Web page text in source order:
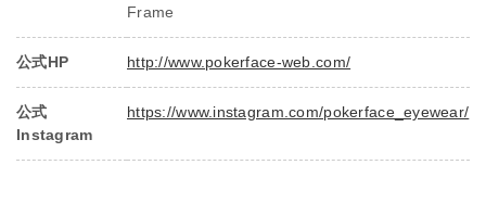
Frame
公式HP http://www.pokerface-web.com/
公式
Instagram
https://www.instagram.com/pokerface_eyewear/